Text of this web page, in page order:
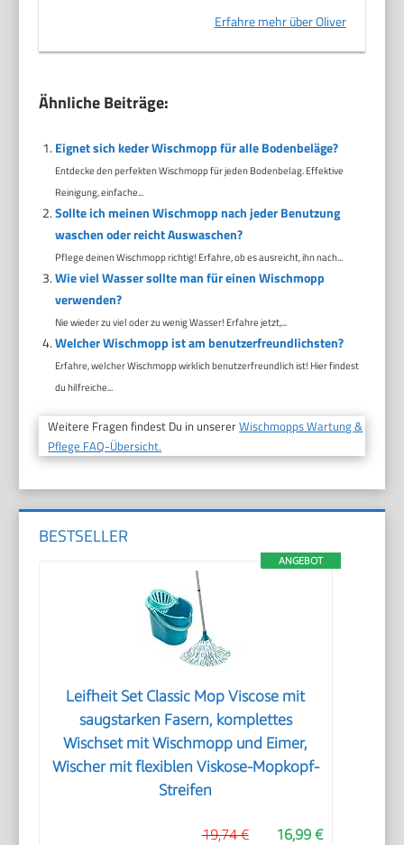
Erfahre mehr über Oliver
Ähnliche Beiträge:
Eignet sich keder Wischmopp für alle Bodenbeläge?
Entdecke den perfekten Wischmopp für jeden Bodenbelag. Effektive
Reinigung, einfache...
Sollte ich meinen Wischmopp nach jeder Benutzung
waschen oder reicht Auswaschen?
Pflege deinen Wischmopp richtig! Erfahre, ob es ausreicht, ihn nach...
Wie viel Wasser sollte man für einen Wischmopp
verwenden?
Nie wieder zu viel oder zu wenig Wasser! Erfahre jetzt,...
Welcher Wischmopp ist am benutzerfreundlichsten?
Erfahre, welcher Wischmopp wirklich benutzerfreundlich ist! Hier findest
du hilfreiche...
Weitere Fragen findest Du in unsererWischmopps Wartung &
Pflege FAQ-Übersicht.
BESTSELLER
ANGEBOT
Leifheit Set Classic Mop Viscose mit
saugstarken Fasern, komplettes
Wischset mit Wischmopp und Eimer,
Wischer mit flexiblen Viskose-Mopkopf-
Streifen
16,99 €
19,74 €